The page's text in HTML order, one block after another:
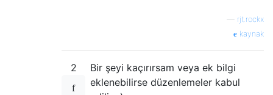
rjt.rockx
kaynak
2
Bir şeyi kaçırırsam veya ek bilgi
eklenebilirse düzenlemeler kabul